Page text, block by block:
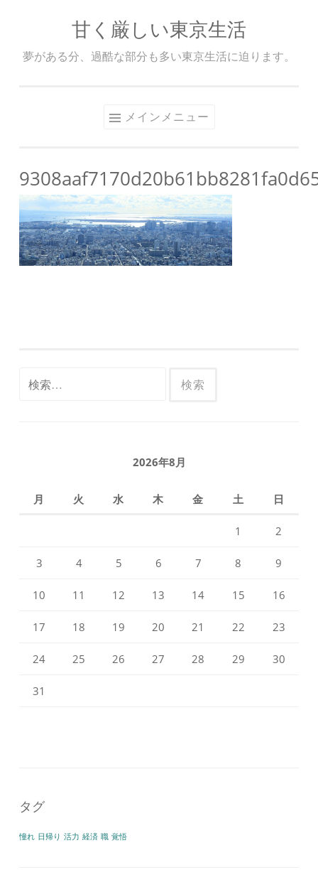
テ
ッ
プ
甘く厳しい東京生活
夢がある分、過酷な部分も多い東京生活に迫ります。
メインメニュー
2026年8月
月 火 水 木 金 土 日
1 2
3 4 5 6 7 8 9
10 11 12 13 14 15 16
17 18 19 20 21 22 23
24 25 26 27 28 29 30
31
タグ
憧れ 日帰り 活力 経済 職 覚悟